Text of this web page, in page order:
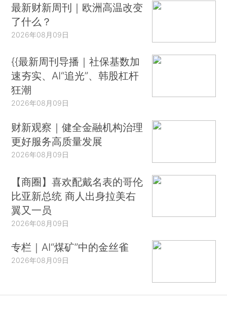
最新财新周刊｜欧洲高温改变
了什么？
2026年08月09日
{{最新周刊导播｜社保基数加
速夯实、AI“追光”、韩股杠杆
狂潮
2026年08月09日
财新观察｜健全金融机构治理
更好服务高质量发展
2026年08月09日
【商圈】喜欢配戴名表的哥伦
比亚新总统 商人出身拉美右
翼又一员
2026年08月09日
专栏｜AI“煤矿”中的金丝雀
2026年08月09日